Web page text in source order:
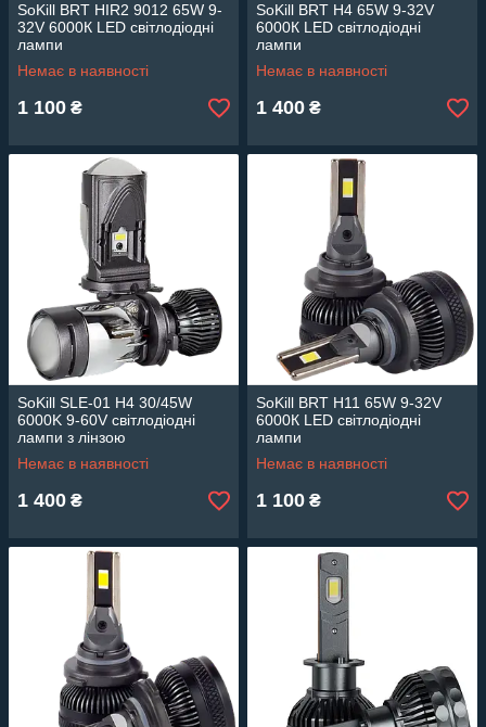
SoKill BRT HIR2 9012 65W 9-
32V 6000К LED світлодіодні
лампи
Немає в наявності
1 100 ₴
SoKill BRT H4 65W 9-32V
6000К LED світлодіодні
лампи
Немає в наявності
1 400 ₴
SoKill SLE-01 H4 30/45W
6000K 9-60V світлодіодні
лампи з лінзою
Немає в наявності
1 400 ₴
SoKill BRT H11 65W 9-32V
6000К LED світлодіодні
лампи
Немає в наявності
1 100 ₴